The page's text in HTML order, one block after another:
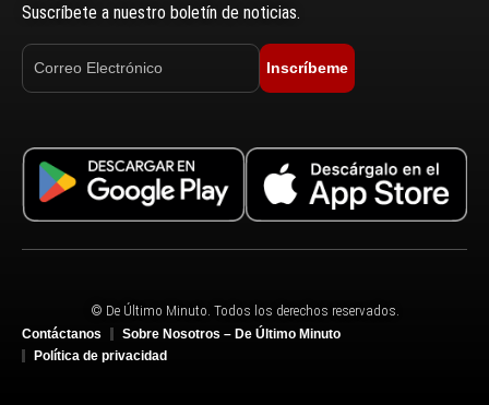
Suscríbete a nuestro boletín de noticias.
Inscríbeme
© De Último Minuto. Todos los derechos reservados.
Contáctanos
Sobre Nosotros – De Último Minuto
Política de privacidad